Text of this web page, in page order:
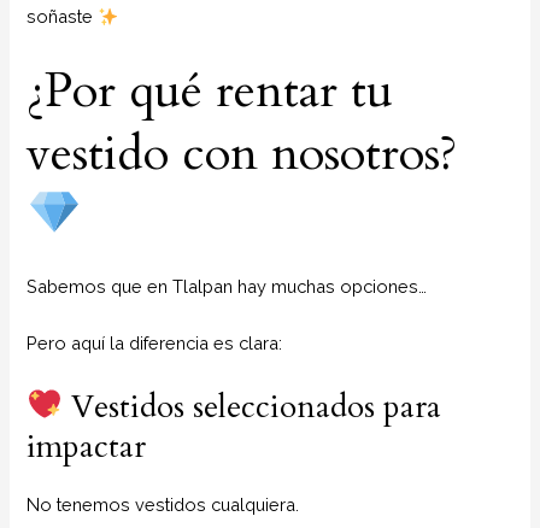
soñaste
¿Por qué rentar tu
vestido con nosotros?
Sabemos que en Tlalpan hay muchas opciones…
Pero aquí la diferencia es clara:
Vestidos seleccionados para
impactar
No tenemos vestidos cualquiera.